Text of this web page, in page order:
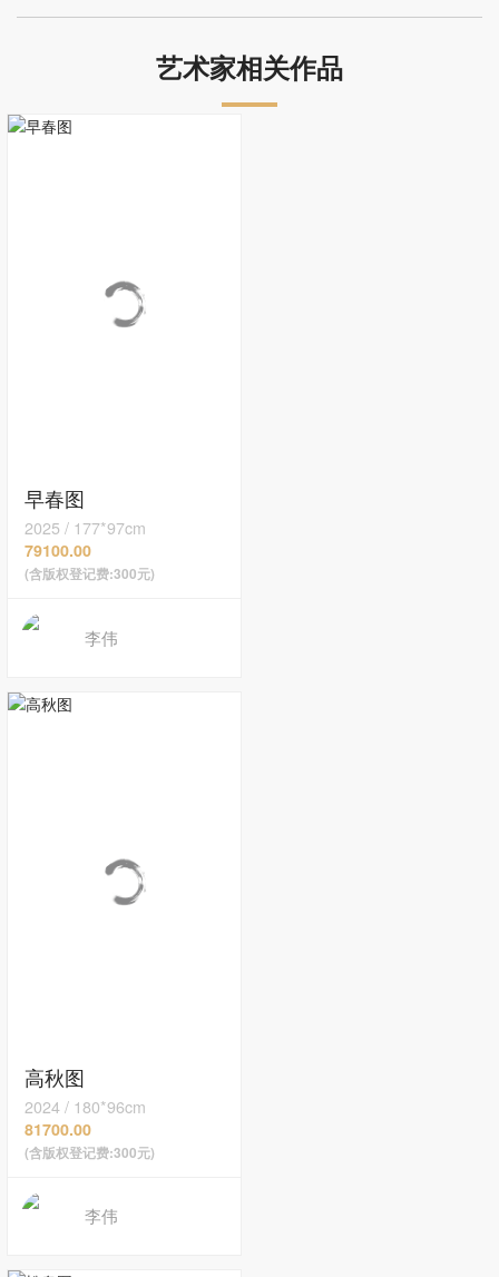
艺术家相关作品
早春图
2025 / 177*97cm
79100.00
(含版权登记费:300元)
李伟
高秋图
2024/ 180*96cm
81700.00
(含版权登记费:300元)
李伟